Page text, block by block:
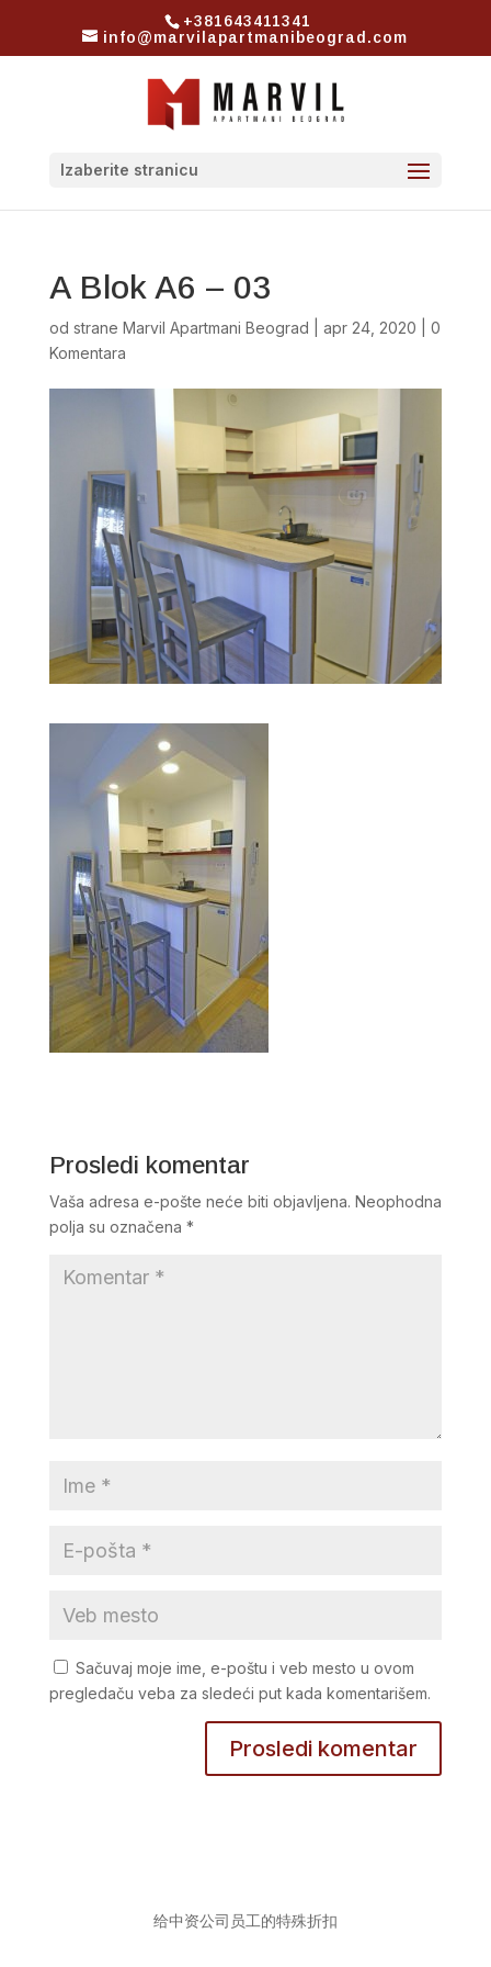
+381643411341
info@marvilapartmanibeograd.com
Izaberite stranicu
A Blok A6 – 03
od strane Marvil Apartmani Beograd apr 24, 2020
0
Komentara
Prosledi komentar
Vaša adresa e-pošte neće biti objavljena. Neophodna
polja su označena *
Sačuvaj moje ime, e-poštu i veb mesto u ovom
pregledaču veba za sledeći put kada komentarišem.
给中资公司员工的特殊折扣